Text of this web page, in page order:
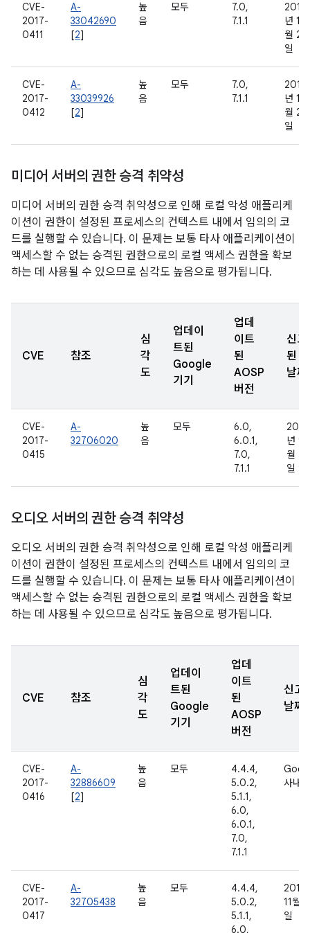
CVE-
2017-
0411
A-
33042690
[2]
높
음
모두
7.0,
7.1.1
2016
년 11
월 21
일
CVE-
2017-
0412
A-
33039926
[2]
높
음
모두
7.0,
7.1.1
2016
년 11
월 21
일
미디어 서버의 권한 승격 취약성
미디어 서버의 권한 승격 취약성으로 인해 로컬 악성 애플리케
이션이 권한이 설정된 프로세스의 컨텍스트 내에서 임의의 코
드를 실행할 수 있습니다. 이 문제는 보통 타사 애플리케이션이
액세스할 수 없는 승격된 권한으로의 로컬 액세스 권한을 확보
하는 데 사용될 수 있으므로 심각도 높음으로 평가됩니다.
CVE 참조
심
각
도
업데이
트된
Google
기기
업데
이트
된
AOSP
버전
신고
된
날짜
CVE-
2017-
0415
A-
32706020
높
음
모두
6.0,
6.0.1,
7.0,
7.1.1
2016
년 11
월 4
일
오디오 서버의 권한 승격 취약성
오디오 서버의 권한 승격 취약성으로 인해 로컬 악성 애플리케
이션이 권한이 설정된 프로세스의 컨텍스트 내에서 임의의 코
드를 실행할 수 있습니다. 이 문제는 보통 타사 애플리케이션이
액세스할 수 없는 승격된 권한으로의 로컬 액세스 권한을 확보
하는 데 사용될 수 있으므로 심각도 높음으로 평가됩니다.
CVE 참조
심
각
도
업데이
트된
Google
기기
업데
이트
된
AOSP
버전
신고
날짜
CVE-
2017-
0416
A-
32886609
[2]
높
음
모두
4.4.4,
5.0.2,
5.1.1,
6.0,
6.0.1,
7.0,
7.1.1
사내용
CVE-
2017-
0417
A-
32705438
높
음
모두
4.4.4,
5.0.2,
5.1.1,
6.0,
2016
11월 7
일